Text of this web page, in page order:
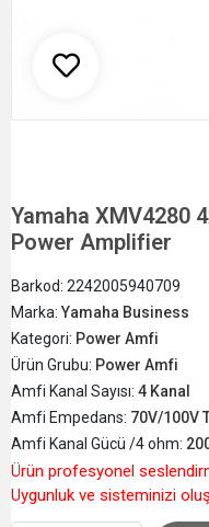
Yamaha XMV4280
Power Amplifier
Barkod: 2242005940709
Marka:Yamaha Business
Kategori: Power Amfi
Ürün Grubu: Power Amfi
Amfi Kanal Sayısı: 4 Kanal
Amfi Empedans: 70V/100V
Amfi Kanal Gücü /4 ohm:
Ürün profesyonel
Uygunluk ve sisteminizi